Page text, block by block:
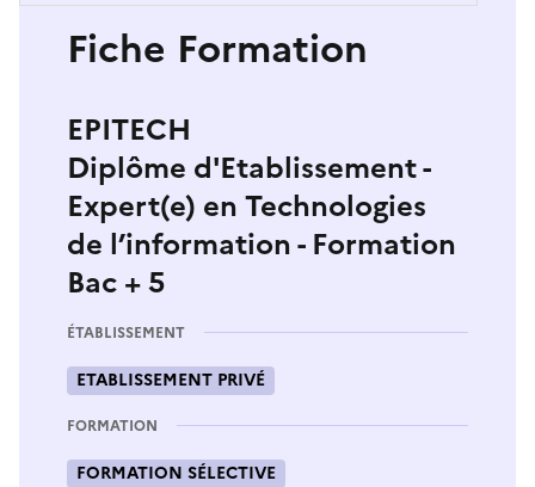
Fiche Formation
EPITECH
Diplôme d'Etablissement -
Expert(e) en Technologies
de l’information - Formation
Bac + 5
ÉTABLISSEMENT
ETABLISSEMENT PRIVÉ
FORMATION
FORMATION SÉLECTIVE